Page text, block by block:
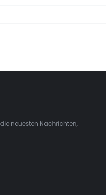
neuesten Nachrichten,